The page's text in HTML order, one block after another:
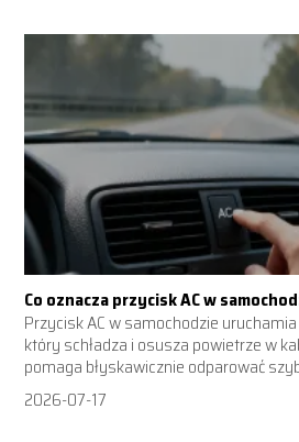
Co oznacza przycisk AC w
Przycisk AC w samochodzie
który schładza i osusza powietrze w
pomaga błyskawicznie odparować
2026-07-17